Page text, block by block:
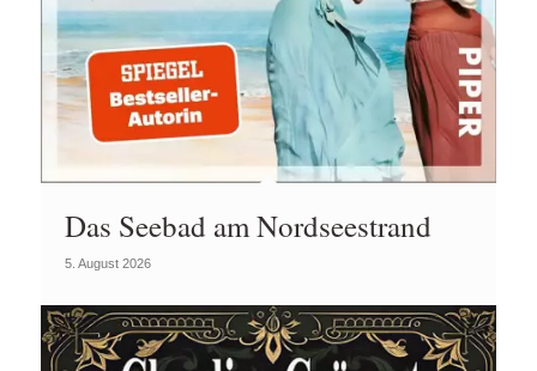
Das Seebad am Nordseestrand
5. August 2026